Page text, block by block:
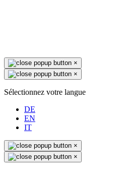
×
×
Sélectionnez votre langue
DE
EN
IT
×
×